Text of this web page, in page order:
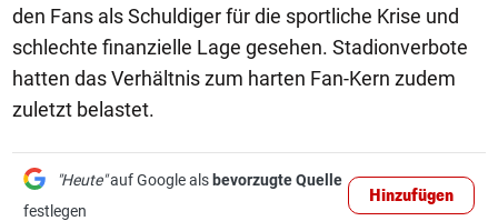
den Fans als Schuldiger für die sportliche Krise und
schlechte finanzielle Lage gesehen. Stadionverbote
hatten das Verhältnis zum harten Fan-Kern zudem
zuletzt belastet.
"Heute"auf Google als bevorzugte Quelle
festlegen
Hinzufügen